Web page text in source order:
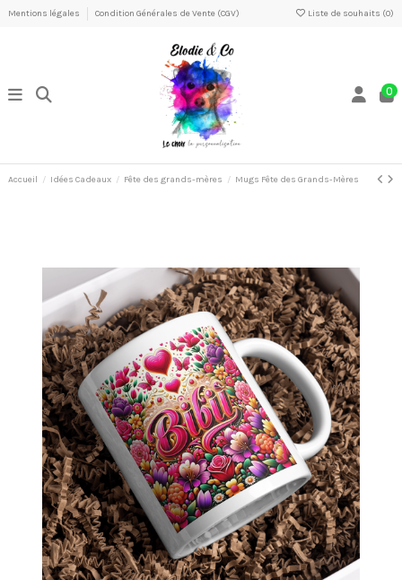
Mentions légales Condition Générales de Vente (CGV) Liste de souhaits (0)
0
Accueil Idées Cadeaux Fête des grands-mères Mugs Fête des Grands-Mères